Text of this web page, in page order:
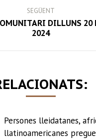
SEGÜENT
Next
post:
DILLUNS 20
2024
Persones lleidatanes,
llatinoamericanes